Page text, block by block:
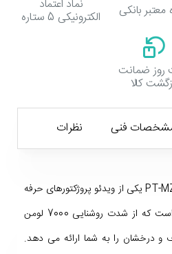
معتبر بانکی
ضمانت
کالا
نماد اعتماد
الکترونیکی 5 ستاره
فنی نظرات
دیتا پروژکتور پاناسونیک PT-MZ780 یکی از ویدئو پروژکتورهای حرفه
ای و با دوام موجود در بازار است که از شدت روشنایی 7000 لومن
و درخشان را به شما ارائه می دهد.